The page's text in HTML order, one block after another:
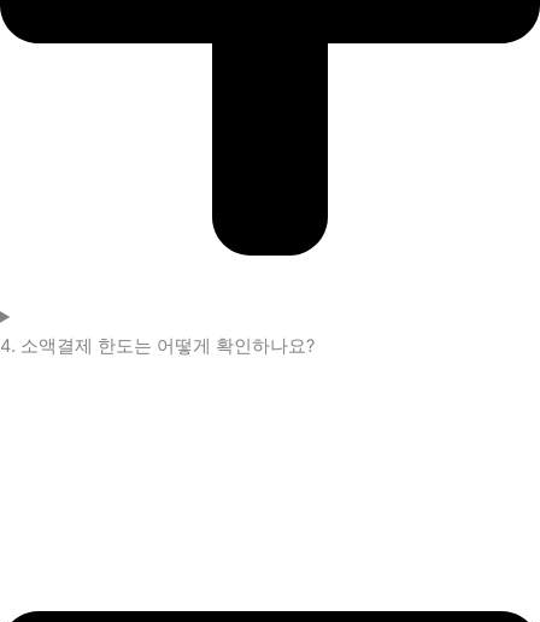
4. 소액결제 한도는 어떻게 확인하나요?